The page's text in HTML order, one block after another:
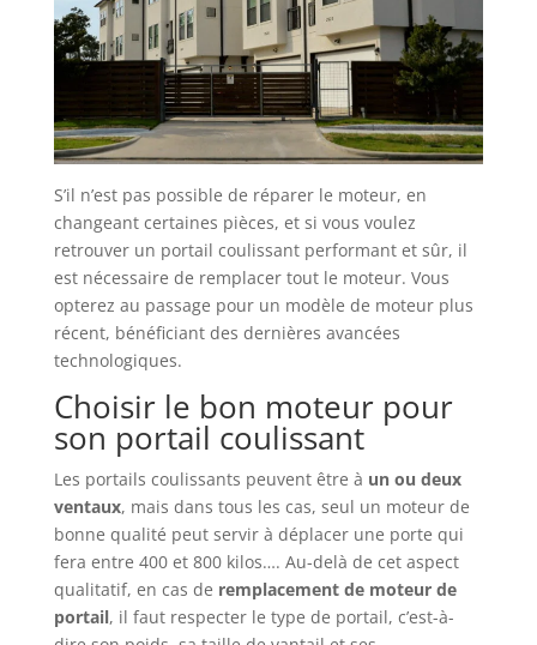
S’il n’est pas possible de réparer le moteur, en
changeant certaines pièces, et si vous voulez
retrouver un portail coulissant performant et sûr, il
est nécessaire de remplacer tout le moteur. Vous
opterez au passage pour un modèle de moteur plus
récent, bénéficiant des dernières avancées
technologiques.
Choisir le bon moteur pour
son portail coulissant
Les portails coulissants peuvent être à un ou deux
ventaux, mais dans tous les cas, seul un moteur de
bonne qualité peut servir à déplacer une porte qui
fera entre 400 et 800 kilos…. Au-delà de cet aspect
qualitatif, en cas de remplacement de moteur de
portail, il faut respecter le type de portail, c’est-à-